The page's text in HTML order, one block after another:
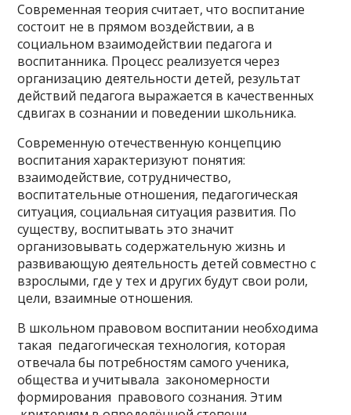
Современная теория считает, что воспитание
состоит не в прямом воздействии, а в
социальном взаимодействии педагога и
воспитанника. Процесс реализуется через
организацию деятельности детей, результат
действий педагога выражается в качественных
сдвигах в сознании и поведении школьника.
Современную отечественную концепцию
воспитания характеризуют понятия:
взаимодействие, сотрудничество,
воспитательные отношения, педагогическая
ситуация, социальная ситуация развития. По
существу, воспитывать это значит
организовывать содержательную жизнь и
развивающую деятельность детей совместно с
взрослыми, где у тех и других будут свои роли,
цели, взаимные отношения.
В школьном правовом воспитании необходима
такая педагогическая технология, которая
отвечала бы потребностям самого ученика,
общества и учитывала закономерности
формирования правового сознания. Этим